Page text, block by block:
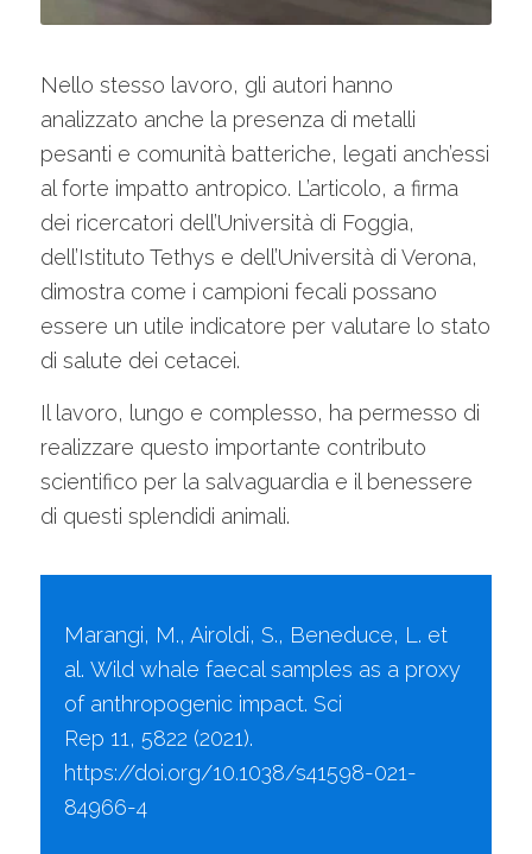
Nello stesso lavoro, gli autori hanno
analizzato anche la presenza di metalli
pesanti e comunità batteriche, legati anch’essi
al forte impatto antropico. L’articolo, a firma
dei ricercatori dell’Università di Foggia,
dell’Istituto Tethys e dell’Università di Verona,
dimostra come i campioni fecali possano
essere un utile indicatore per valutare lo stato
di salute dei cetacei.
Il lavoro, lungo e complesso, ha permesso di
realizzare questo importante contributo
scientifico per la salvaguardia e il benessere
di questi splendidi animali.
Marangi, M., Airoldi, S., Beneduce, L. et
al. Wild whale faecal samples as a proxy
of anthropogenic impact. Sci
Rep 11, 5822 (2021).
https://doi.org/10.1038/s41598-021-
84966-4